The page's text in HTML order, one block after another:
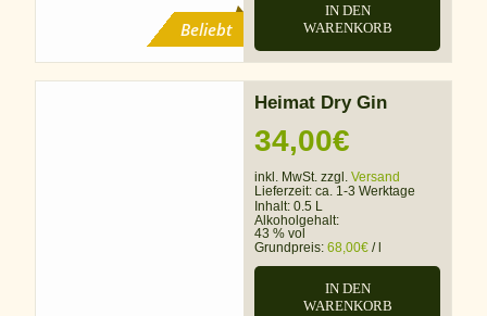
Beliebt
IN DEN
WARENKORB
Heimat Dry Gin
34,00€
inkl. MwSt. zzgl. Versand
Lieferzeit: ca. 1-3 Werktage
Inhalt: 0.5 L
Alkoholgehalt:
43 % vol
Grundpreis: 68,00€ /l
IN DEN
WARENKORB